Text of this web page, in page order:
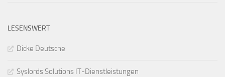
LESENSWERT
Dicke Deutsche
Syslords Solutions IT-Dienstleistungen